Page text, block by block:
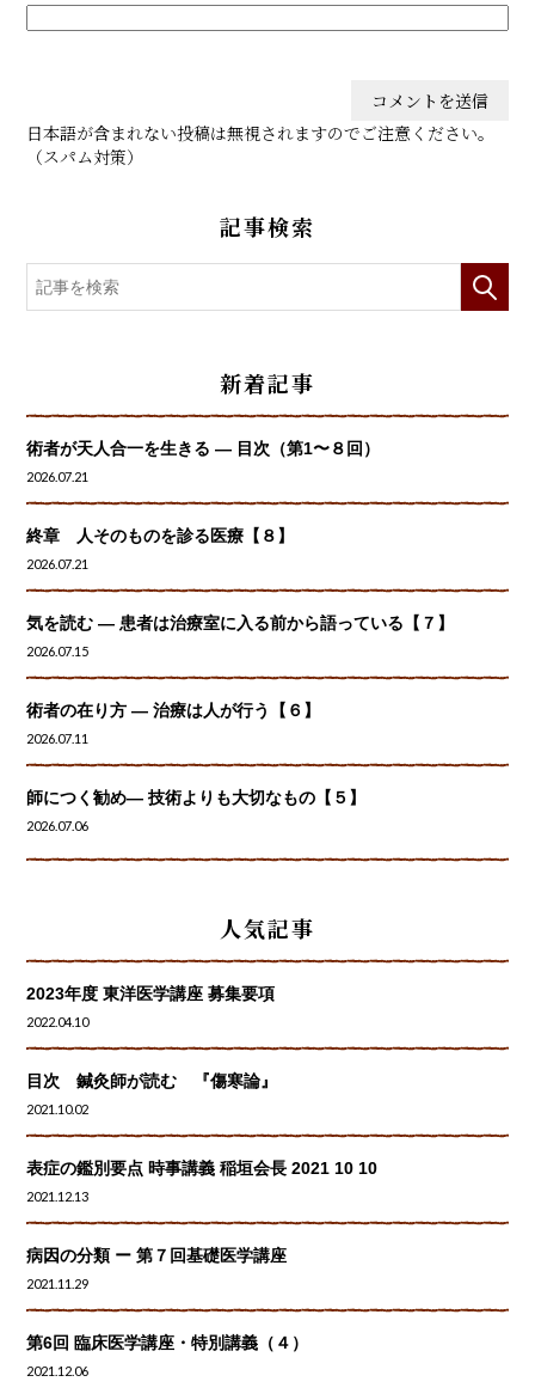
日本語が含まれない投稿は無視されますのでご注意ください。
（スパム対策）
記事検索
新着記事
術者が天人合一を生きる — 目次（第1〜８回）
2026.07.21
終章 人そのものを診る医療【８】
2026.07.21
気を読む ― 患者は治療室に入る前から語っている【７】
2026.07.15
術者の在り方 ― 治療は人が行う【６】
2026.07.11
師につく勧め― 技術よりも大切なもの【５】
2026.07.06
人気記事
2023年度 東洋医学講座 募集要項
2022.04.10
目次 鍼灸師が読む 『傷寒論』
2021.10.02
表症の鑑別要点 時事講義 稲垣会長 2021 10 10
2021.12.13
病因の分類 ー 第７回基礎医学講座
2021.11.29
第6回 臨床医学講座・特別講義（４）
2021.12.06